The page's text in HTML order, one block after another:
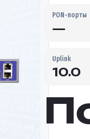
PON-порты
—
Uplink
10.0